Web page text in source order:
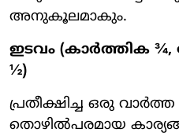
അനുകൂലമാകും.
ഇടവം (കാർത്തിക
½)
പ്രതീക്ഷിച്ച ഒരു
തൊഴിൽപരമായ